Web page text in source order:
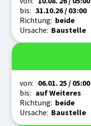
bis: 31.10.26/ 03:00
Richtung: beide
Ursache: Baustelle
Zeitraum
von: 06.01. 25/ 05:00
bis: auf Weiteres
Richtung: beide
Ursache: Baustelle